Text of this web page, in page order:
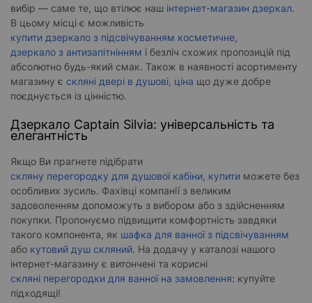
вибір — саме те, що втілює наш інтернет-магазин дзеркал.
В цьому місці є можливість
купити дзеркало з підсвічуванням косметичне,
дзеркало з антизапітнінням і безліч схожих пропозицій під
абсолютно будь-який смак. Також в наявності асортименту
магазину є скляні двері в душові, ціна що дуже добре
поєднується із цінністю.
Дзеркало Captain Silvia: універсальність та
елегантність
Якщо Ви прагнете підібрати
скляну перегородку для душової кабіни, купити можете без
особливих зусиль. Фахівці компанії з великим
задоволенням допоможуть з вибором або з здійсненням
покупки. Пропонуємо підвищити комфортність завдяки
такого компонента, як шафка для ванної з підсвічуванням
або кутовий душ скляний. На додачу у каталозі нашого
інтернет-магазину є витончені та корисні
скляні перегородки для ванної на замовлення: купуйте
підходящі!